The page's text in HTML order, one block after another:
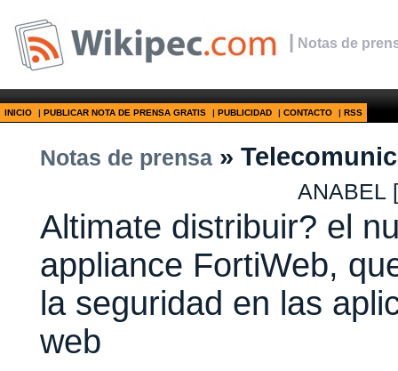
| Notas de
INICIO | PUBLICAR NOTA DE PRENSA GRATIS | PUBLICIDAD | CONTACTO | RSS
Notas de prensa »
ANABEL [
Altimate distribuir? el
appliance FortiWeb,
la seguridad en las
web